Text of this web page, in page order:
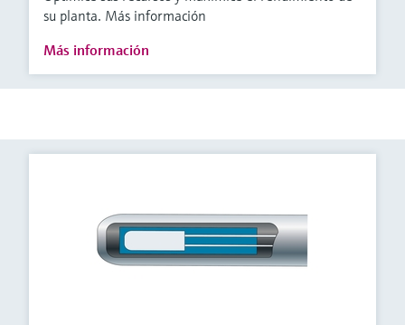
su planta. Más información
Más información